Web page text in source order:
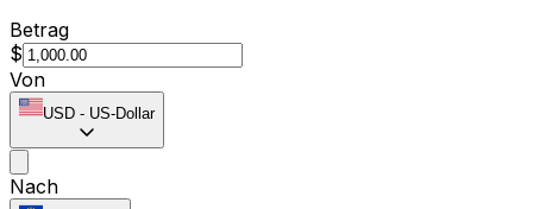
Betrag
$
Von
USD - US-Dollar
Nach